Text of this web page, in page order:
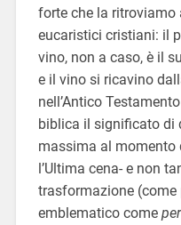
forte che la ritroviamo
eucaristici cristiani: il
vino, non a caso, è il
e il vino si ricavino
nell’Antico
biblica il significato di
massima al momento
l’Ultima cena- e non
trasformazione (come
emblematico come